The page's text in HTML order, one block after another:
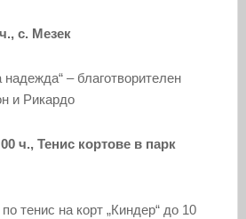
с. Мезек
надежда“ – благотворителен
и Рикардо
ч., Тенис кортове в парк
тенис на корт „Киндер“ до 10